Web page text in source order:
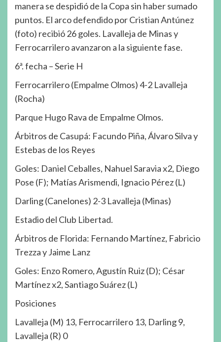
manera se despidió de la Copa sin haber sumado
puntos. El arco defendido por Cristian Antúnez
(foto) recibió 26 goles. Lavalleja de Minas y
Ferrocarrilero avanzaron a la siguiente fase.
6ª. fecha – Serie H
Ferrocarrilero (Empalme Olmos) 4-2 Lavalleja
(Rocha)
Parque Hugo Rava de Empalme Olmos.
Árbitros de Casupá: Facundo Piña, Álvaro Silva y
Estebas de los Reyes
Goles: Daniel Ceballes, Nahuel Saravia x2, Diego
Pose (F); Matías Arismendi, Ignacio Pérez (L)
Darling (Canelones) 2-3 Lavalleja (Minas)
Estadio del Club Libertad.
Árbitros de Florida: Fernando Martínez, Fabricio
Trezza y Jaime Lanz
Goles: Enzo Romero, Agustín Ruiz (D); César
Martínez x2, Santiago Suárez (L)
Posiciones
Lavalleja (M) 13, Ferrocarrilero 13, Darling 9,
Lavalleja (R) 0